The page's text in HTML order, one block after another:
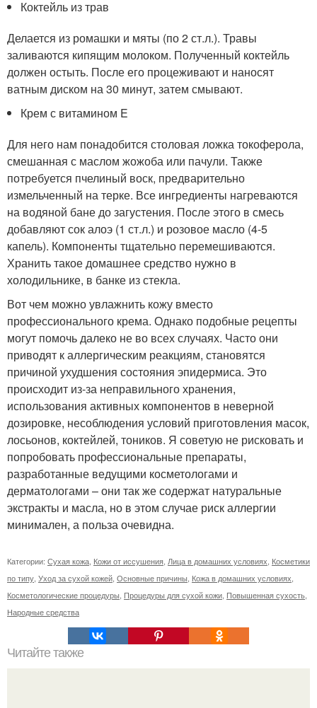
Коктейль из трав
Делается из ромашки и мяты (по 2 ст.л.). Травы
заливаются кипящим молоком. Полученный коктейль
должен остыть. После его процеживают и наносят
ватным диском на 30 минут, затем смывают.
Крем с витамином E
Для него нам понадобится столовая ложка токоферола,
смешанная с маслом жожоба или пачули. Также
потребуется пчелиный воск, предварительно
измельченный на терке. Все ингредиенты нагреваются
на водяной бане до загустения. После этого в смесь
добавляют сок алоэ (1 ст.л.) и розовое масло (4-5
капель). Компоненты тщательно перемешиваются.
Хранить такое домашнее средство нужно в
холодильнике, в банке из стекла.
Вот чем можно увлажнить кожу вместо
профессионального крема. Однако подобные рецепты
могут помочь далеко не во всех случаях. Часто они
приводят к аллергическим реакциям, становятся
причиной ухудшения состояния эпидермиса. Это
происходит из-за неправильного хранения,
использования активных компонентов в неверной
дозировке, несоблюдения условий приготовления масок,
лосьонов, коктейлей, тоников. Я советую не рисковать и
попробовать профессиональные препараты,
разработанные ведущими косметологами и
дерматологами – они так же содержат натуральные
экстракты и масла, но в этом случае риск аллергии
минимален, а польза очевидна.
Категории: Сухая кожа Кожи от иссушения Лица в домашних условиях Косметики
по типу Уход за сухой кожей Основные причины Кожа в домашних условиях
Косметологические процедуры Процедуры для сухой кожи Повышенная сухость
Народные средства
Читайте также